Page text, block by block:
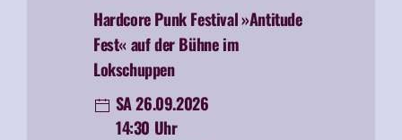
Hardcore Punk Festival»Antitude
Fest« auf der Bühne im
Lokschuppen
SA 26.09.2026
14:30 Uhr